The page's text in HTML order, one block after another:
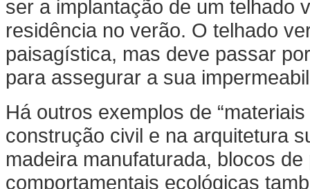
ser a implantação de um telhado
residência no verão. O telhado
paisagística, mas deve passar
para assegurar a sua
Há outros exemplos de
construção civil e na arquitetura
madeira manufaturada, blocos
comportamentais ecológicas